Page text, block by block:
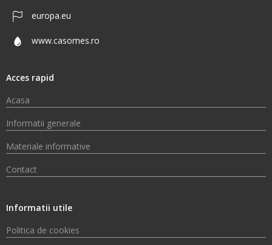
europa.eu
www.casomes.ro
Acces rapid
Acasa
Informatii generale
Materiale informative
Contact
Informatii utile
Politica de cookies